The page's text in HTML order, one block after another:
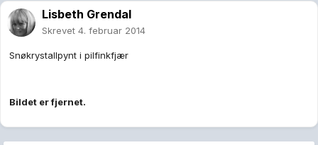
Lisbeth Grendal
Skrevet 4. februar 2014
Snøkrystallpynt i pilfinkfjær
Bildet er fjernet.